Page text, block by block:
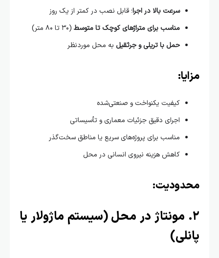
سرعت بالا در اجرا ؛ قابل نصب در کمتر از یک روز
مناسب برای متراژهای کوچک تا متوسط(۳۰ تا ۸۰ متر)
حمل با تریلی و جرثقیلبه محل موردنظر
کیفیت یکنواخت و صنعتی‌شده
اجرای دقیق جزئیات معماری و تأسیساتی
مناسب برای پروژه‌های سریع یا مناطق سخت‌گذر
کاهش هزینه نیروی انسانی در محل
مونتاژ در محل (سیستم ماژولار یا